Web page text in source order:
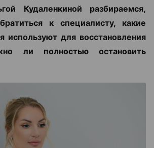
Кудаленкиной разбираемся,
к специалисту, какие
используют для восстановления
ли полностью остановить